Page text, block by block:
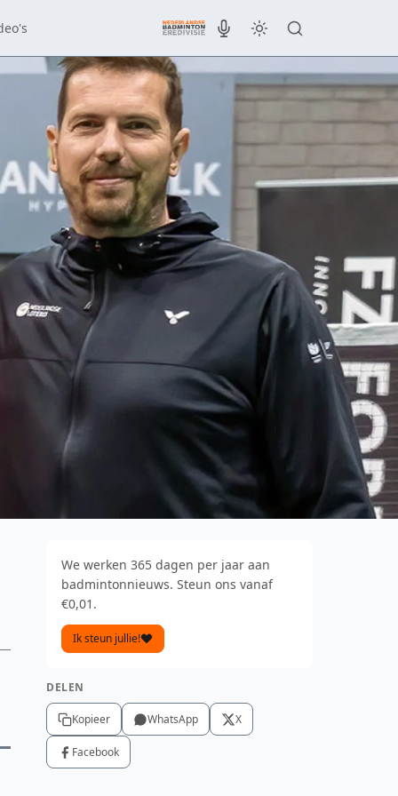
We werken 365 dagen per jaar aan
badmintonnieuws. Steun ons vanaf
€0,01.
Ik steun jullie!
DELEN
Kopieer WhatsApp X
Facebook